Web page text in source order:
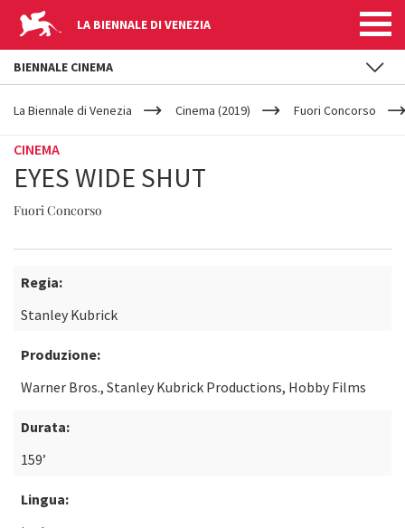
LA BIENNALE DI VENEZIA
YOUR
ARE
La Biennale di Venezia Cinema (2019) Fuori Concorso
CINEMA
EYES WIDE SHUT
Fuori Concorso
Regia:
Stanley Kubrick
Produzione:
Warner Bros., Stanley Kubrick Productions, Hobby Films
Durata:
159’
Lingua:
BIENNALE CINEMA